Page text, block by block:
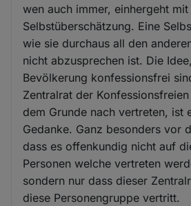
wen auch immer, einhergeht
Selbstüberschätzung. Eine
wie sie durchaus all den
nicht abzusprechen ist. Die
Bevölkerung konfessionsfrei
Zentralrat der
dem Grunde nach vertreten, ist
Gedanke. Ganz besonders vor
dass es offenkundig nicht auf
Personen welche vertreten
sondern nur dass dieser
diese Personengruppe vertritt.